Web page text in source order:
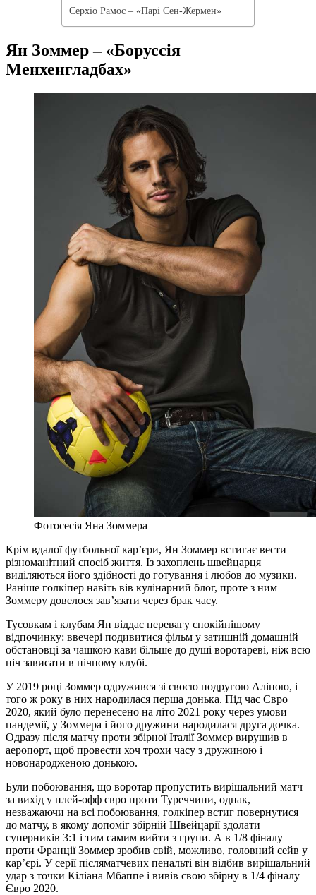
Серхіо Рамос – «Парі Сен-Жермен»
Ян Зоммер – «Боруссія
Менхенгладбах»
Фотосесія Яна Зоммера
Крім вдалої футбольної кар’єри, Ян Зоммер встигає вести
різноманітний спосіб життя. Із захоплень швейцарця
виділяються його здібності до готування і любов до музики.
Раніше голкіпер навіть вів кулінарний блог, проте з ним
Зоммеру довелося зав’язати через брак часу.
Тусовкам і клубам Ян віддає перевагу спокійнішому
відпочинку: ввечері подивитися фільм у затишній домашній
обстановці за чашкою кави більше до душі воротареві, ніж всю
ніч зависати в нічному клубі.
У 2019 році Зоммер одружився зі своєю подругою Аліною, і
того ж року в них народилася перша донька. Під час Євро
2020, який було перенесено на літо 2021 року через умови
пандемії, у Зоммера і його дружини народилася друга дочка.
Одразу після матчу проти збірної Італії Зоммер вирушив в
аеропорт, щоб провести хоч трохи часу з дружиною і
новонародженою донькою.
Були побоювання, що воротар пропустить вирішальний матч
за вихід у плей-офф євро проти Туреччини, однак,
незважаючи на всі побоювання, голкіпер встиг повернутися
до матчу, в якому допоміг збірній Швейцарії здолати
суперників 3:1 і тим самим вийти з групи. А в 1/8 фіналу
проти Франції Зоммер зробив свій, можливо, головний сейв у
кар’єрі. У серії післяматчевих пенальті він відбив вирішальний
удар з точки Кіліана Мбаппе і вивів свою збірну в 1/4 фіналу
Євро 2020.